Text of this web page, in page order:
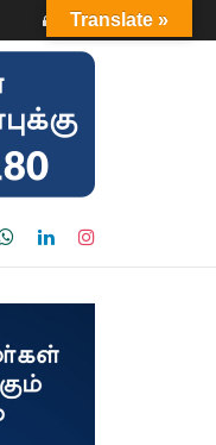
Login
Translate »